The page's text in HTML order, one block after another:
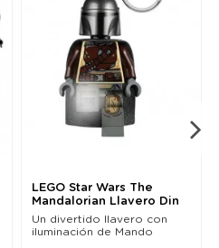
LEGO Star Wars The
Mandalorian Llavero Din
Djarin 6 cm
Un divertido llavero con
iluminación de Mando